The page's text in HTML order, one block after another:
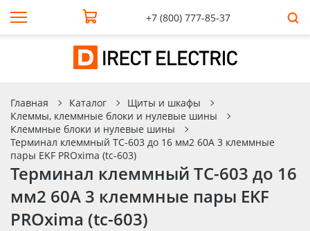
+7 (800) 777-85-37
Главная Каталог
Щиты и шкафы
Клеммы, клеммные блоки и нулевые шины
Клеммные блоки и нулевые шины
Терминал клеммный TC-603 до 16 мм2 60A 3 клеммные
пары EKF PROxima (tc-603)
Терминал клеммный TC-603 до 16
мм2 60A 3 клеммные пары EKF
PROxima (tc-603)